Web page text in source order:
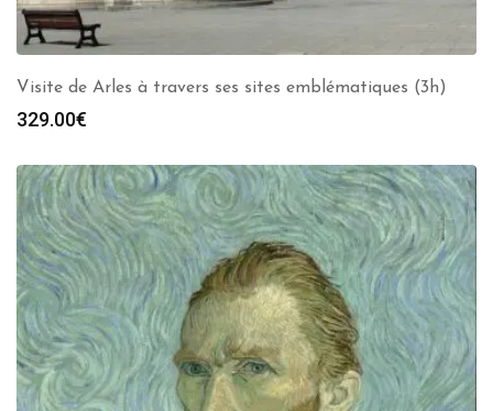
Visite de Arles à travers ses sites emblématiques (3h)
329.00€